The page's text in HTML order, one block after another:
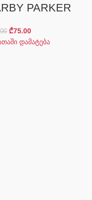
PARKER
₾75.00
დამატება